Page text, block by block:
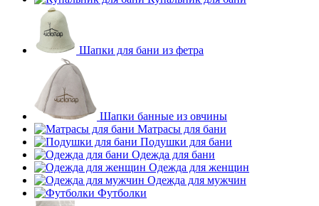
Шапки для бани из фетра
Шапки банные из овчины
Матрасы для бани
Подушки для бани
Одежда для бани
Одежда для женщин
Одежда для мужчин
Футболки